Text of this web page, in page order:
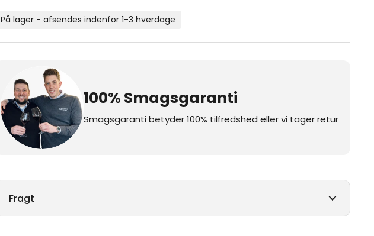
På lager - afsendes indenfor 1-3 hverdage
100% Smagsgaranti
Smagsgaranti betyder 100% tilfredshed eller vi tager retur
Fragt